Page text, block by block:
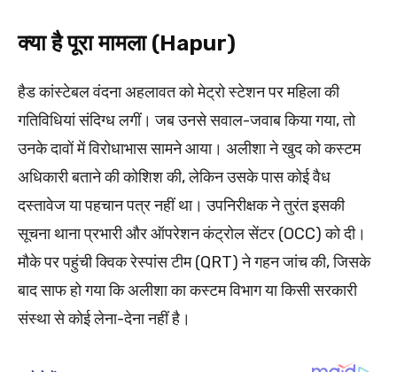
क्या है पूरा मामला (Hapur)
हैड कांस्टेबल वंदना अहलावत को मेट्रो स्टेशन पर महिला की
गतिविधियां संदिग्ध लगीं। जब उनसे सवाल-जवाब किया गया, तो
उनके दावों में विरोधाभास सामने आया। अलीशा ने खुद को कस्टम
अधिकारी बताने की कोशिश की, लेकिन उसके पास कोई वैध
दस्तावेज या पहचान पत्र नहीं था। उपनिरीक्षक ने तुरंत इसकी
सूचना थाना प्रभारी और ऑपरेशन कंट्रोल सेंटर (OCC) को दी।
मौके पर पहुंची क्विक रेस्पांस टीम (QRT) ने गहन जांच की, जिसके
बाद साफ हो गया कि अलीशा का कस्टम विभाग या किसी सरकारी
संस्था से कोई लेना-देना नहीं है।